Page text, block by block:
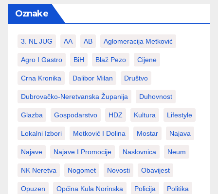
Oznake
3. NL JUG AA AB Aglomeracija Metković
Agro I Gastro BiH Blaž Pezo Cijene
Crna Kronika Dalibor Milan Društvo
Dubrovačko-Neretvanska Županija Duhovnost
Glazba Gospodarstvo HDZ Kultura Lifestyle
Lokalni Izbori Metković I Dolina Mostar Najava
Najave Najave I Promocije Naslovnica Neum
NK Neretva Nogomet Novosti Obavijest
Opuzen Općina Kula Norinska Policija Politika